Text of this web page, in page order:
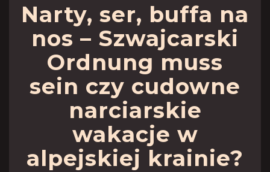
Narty, ser, buffa na
nos – Szwajcarski
Ordnung muss
sein czy cudowne
narciarskie
wakacje w
alpejskiej krainie?